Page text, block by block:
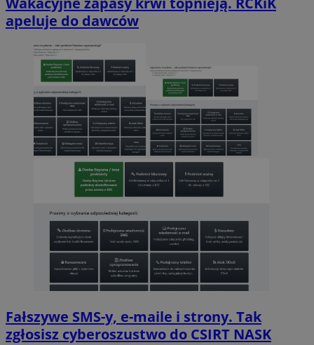
apeluje do dawców
Fałszywe SMS-y, e-maile i strony. Tak
zgłosisz cyberoszustwo do CSIRT NASK